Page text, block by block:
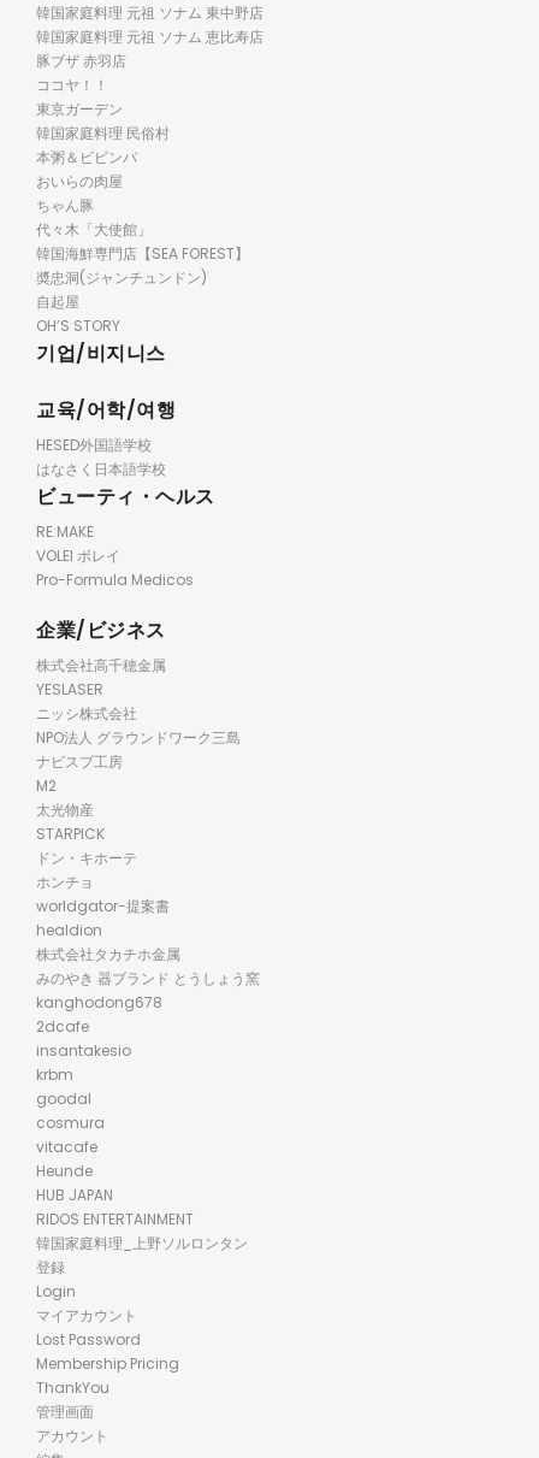
韓国家庭料理 元祖 ソナム 東中野店
韓国家庭料理 元祖 ソナム 恵比寿店
豚ブザ 赤羽店
ココヤ！！
東京ガーデン
韓国家庭料理 民俗村
本粥＆ビビンパ
おいらの肉屋
ちゃん豚
代々木「大使館」
韓国海鮮専門店【SEA FOREST】
奬忠洞(ジャンチュンドン)
自起屋
OH’S STORY
기업/비지니스
교육/어학/여행
HESED外国語学校
はなさく日本語学校
ビューティ・ヘルス
RE:MAKE
VOLEI ボレイ
Pro-Formula Medicos
企業/ビジネス
株式会社高千穂金属
YESLASER
ニッシ株式会社
NPO法人 グラウンドワーク三島
ナビスプ工房
M2
太光物産
STARPICK
ドン・キホーテ
ホンチョ
worldgator-提案書
healdion
株式会社タカチホ金属
みのやき 器ブランド とうしょう窯
kanghodong678
2dcafe
insantakesio
krbm
goodal
cosmura
vitacafe
Heunde
HUB JAPAN
RIDOS ENTERTAINMENT
韓国家庭料理_上野ソルロンタン
登録
Login
マイアカウント
Lost Password
Membership Pricing
ThankYou
管理画面
アカウント